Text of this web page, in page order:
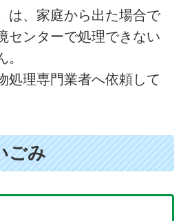
は、家庭から出た場合で
センターで処理できない
処理専門業者へ依頼して
ごみ